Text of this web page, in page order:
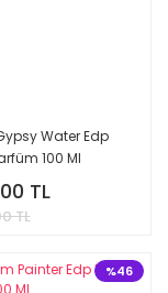
Water Edp
100 Ml
TL
TL
%46